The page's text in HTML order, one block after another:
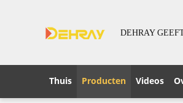
DEHRAY
Thuis Producten Videos